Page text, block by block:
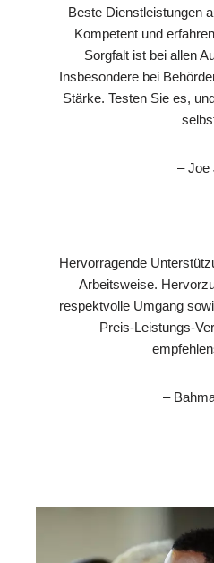
Beste Dienstleistungen
Kompetent und
Sorgfalt ist bei allen
Insbesondere bei
Stärke. Testen Sie es,
– Joe
Hervorragende
Arbeitsweise.
respektvolle Umgang
Preis-Leistungs-
–